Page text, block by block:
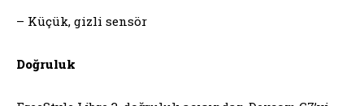
– Küçük, gizli sensör
Doğruluk